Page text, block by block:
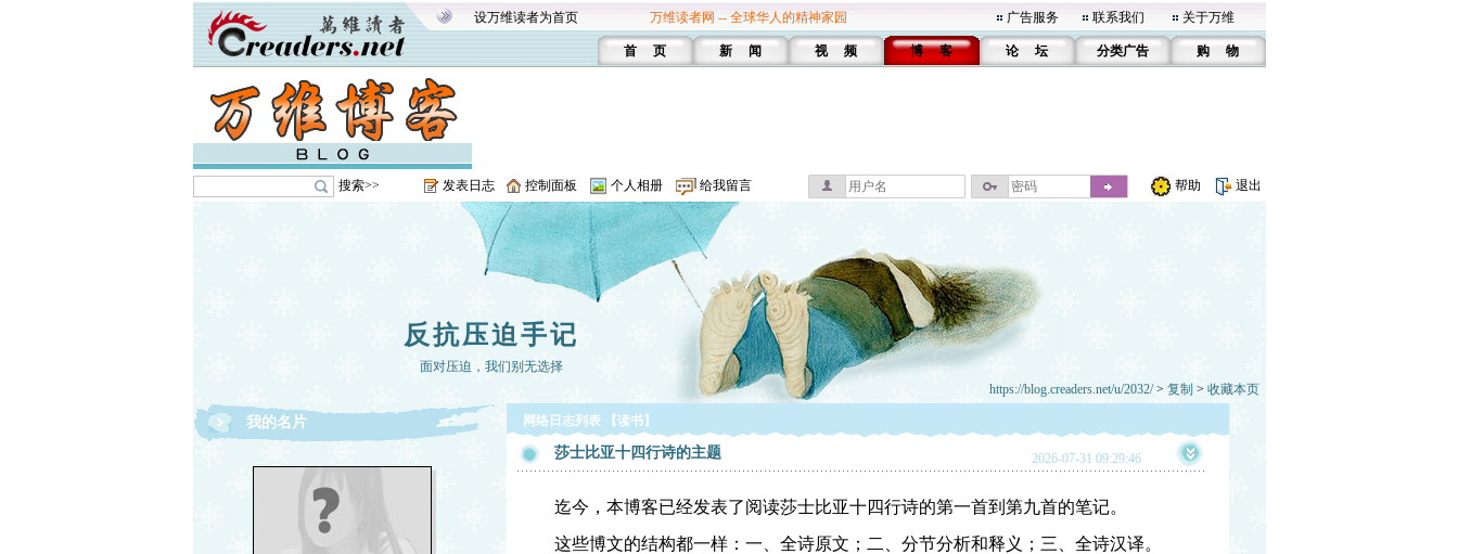
设万维读者为首页 万维读者网 -- 全球华人的精神家园 广告服务 联系我们 关于万维
首 页 新 闻 视 频 博 客 论 坛 分类广告 购 物
搜索>> 发表日志 控制面板 个人相册 给我留言 帮助 退出
反抗压迫手记
面对压迫，我们别无选择
https://blog.creaders.net/u/2032/> 复制 > 收藏本页
我的名片 网络日志列表 【读书】
莎士比亚十四行诗的主题 2026-07-31 09:29:46
迄今，本博客已经发表了阅读莎士比亚十四行诗的第一首到第九首的笔记。
这些博文的结构都一样：一、全诗原文；二、分节分析和释义；三、全诗汉译。